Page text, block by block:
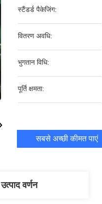
स्टैंडर्ड पैकेजिंग:
वितरण अवधि:
भुगतान विधि:
पूर्ति क्षमता:
सबसे अच्छी कीमत पाएं
उत्पाद वर्णन